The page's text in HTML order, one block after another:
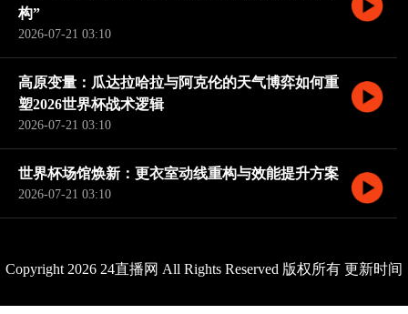
构”
2026-07-21 03:10
高原变量：瓜达拉哈拉与阿克伦的天气博弈如何重
塑2026世界杯战术逻辑
2026-07-21 03:10
世界杯场馆焕新：更衣室动线重构与效能提升方案
2026-07-21 03:10
Copyright 2026 24直播网 All Rights Reserved 版权所有 更新时间